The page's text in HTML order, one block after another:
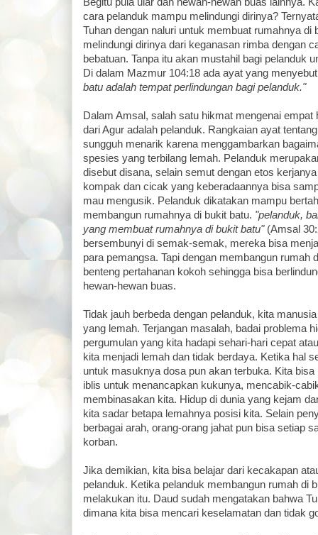
cara pelanduk mampu melindungi dirinya?
Tuhan dengan naluri untuk membuat rumahnya di
melindungi dirinya dari keganasan rimba dengan
bebatuan. Tanpa itu akan mustahil bagi pelanduk
Di dalam Mazmur 104:18 ada ayat yang
batu adalah tempat perlindungan bagi pelanduk."
Dalam Amsal, salah satu hikmat mengenai empat
dari Agur adalah pelanduk. Rangkaian ayat
sungguh menarik karena menggambarkan
spesies yang terbilang lemah. Pelanduk
disebut disana, selain semut dengan etos
kompak dan cicak yang keberadaannya bisa
mau mengusik. Pelanduk dikatakan mampu
membangun rumahnya di bukit batu. "pelanduk,
yang membuat rumahnya di bukit batu"(Amsal
bersembunyi di semak-semak, mereka bisa
para pemangsa. Tapi dengan membangun rumah
benteng pertahanan kokoh sehingga bisa
hewan-hewan buas.
Tidak jauh berbeda dengan pelanduk, kita
yang lemah. Terjangan masalah, badai problema
pergumulan yang kita hadapi sehari-hari cepat
kita menjadi lemah dan tidak berdaya. Ketika hal
untuk masuknya dosa pun akan terbuka. Kita
iblis untuk menancapkan kukunya, mencabik-
membinasakan kita. Hidup di dunia yang kejam
kita sadar betapa lemahnya posisi kita. Selain
berbagai arah, orang-orang jahat pun bisa setiap
korban.
Jika demikian, kita bisa belajar dari kecakapan
pelanduk. Ketika pelanduk membangun rumah di
melakukan itu. Daud sudah mengatakan bahwa
dimana kita bisa mencari keselamatan dan tidak